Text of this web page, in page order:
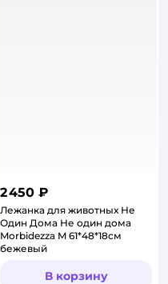
2 450 ₽
Лежанка для животных Не
Один Дома Не один дома
Morbidezza M 61*48*18см
бежевый
В корзину